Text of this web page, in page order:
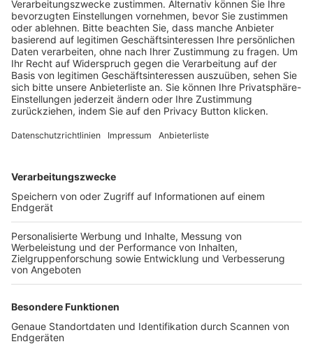
Schulungsangebot Vereinsmitarbeiter
BFV-Geschäftsstellen
Trainerbörse
Login SpielPlus
FOLGE DEM BFV
TOP-VEREINE
TOP-PARTNER